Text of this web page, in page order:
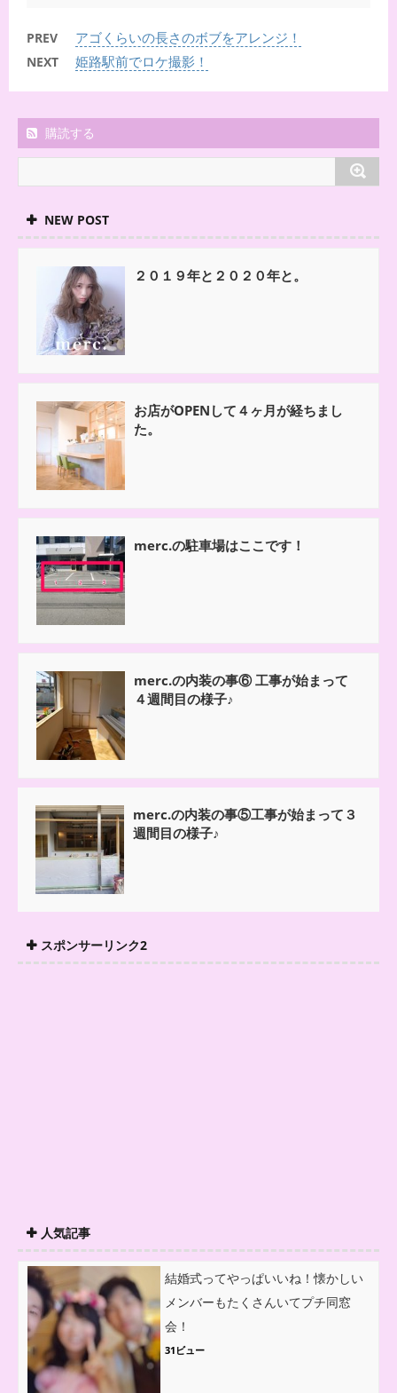
PREV アゴくらいの長さのボブをアレンジ！
NEXT 姫路駅前でロケ撮影！
購読する
NEW POST
２０１９年と２０２０年と。
お店がOPENして４ヶ月が経ちまし
た。
merc.の駐車場はここです！
merc.の内装の事⑥ 工事が始まって
４週間目の様子♪
merc.の内装の事⑤工事が始まって３
週間目の様子♪
スポンサーリンク2
人気記事
結婚式ってやっぱいいね！懐かしい
メンバーもたくさんいてプチ同窓
会！
31ビュー